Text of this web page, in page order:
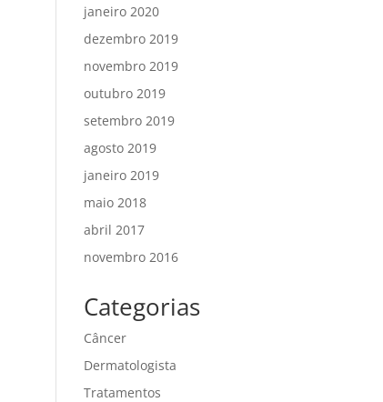
janeiro 2020
dezembro 2019
novembro 2019
outubro 2019
setembro 2019
agosto 2019
janeiro 2019
maio 2018
abril 2017
novembro 2016
Categorias
Câncer
Dermatologista
Tratamentos